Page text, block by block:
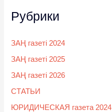
Рубрики
ЗАҢ газеті 2024
ЗАҢ газеті 2025
ЗАҢ газеті 2026
СТАТЬИ
ЮРИДИЧЕСКАЯ газета 2024